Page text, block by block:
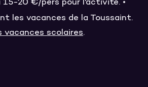
20 €/pers pour l'activité. •
les vacances de la Toussaint.
scolaires.